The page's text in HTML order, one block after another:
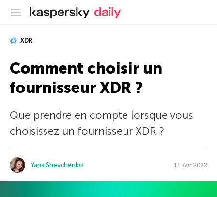
Blog officiel de Kaspersky
XDR
Comment choisir un
fournisseur XDR ?
Que prendre en compte lorsque vous
choisissez un fournisseur XDR ?
Yana Shevchenko 11 Avr 2022